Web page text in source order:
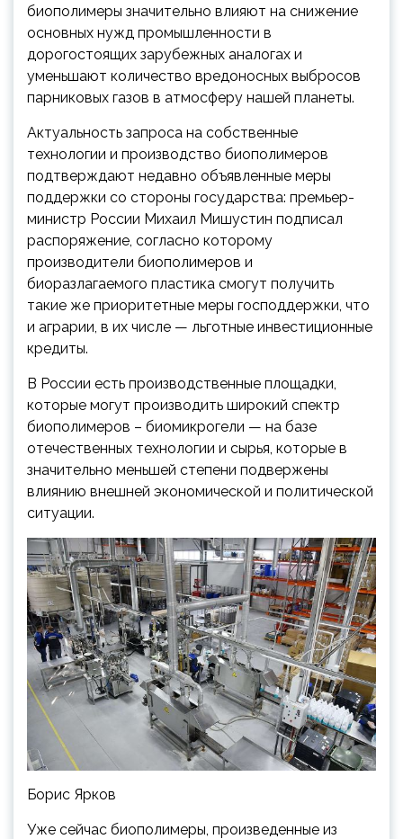
биополимеры значительно влияют на снижение
основных нужд промышленности в
дорогостоящих зарубежных аналогах и
уменьшают количество вредоносных выбросов
парниковых газов в атмосферу нашей планеты.
Актуальность запроса на собственные
технологии и производство биополимеров
подтверждают недавно объявленные меры
поддержки со стороны государства: премьер-
министр России Михаил Мишустин подписал
распоряжение, согласно которому
производители биополимеров и
биоразлагаемого пластика смогут получить
такие же приоритетные меры господдержки, что
и аграрии, в их числе — льготные инвестиционные
кредиты.
В России есть производственные площадки,
которые могут производить широкий спектр
биополимеров – биомикрогели — на базе
отечественных технологии и сырья, которые в
значительно меньшей степени подвержены
влиянию внешней экономической и политической
ситуации.
Борис Ярков
Уже сейчас биополимеры, произведенные из